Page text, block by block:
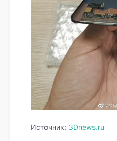
Источник: 3Dnews.ru